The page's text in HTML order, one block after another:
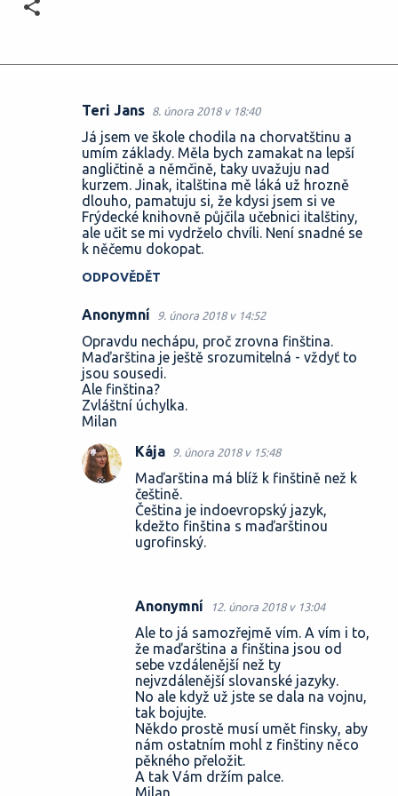
Teri Jans 8. února 2018 v 18:40
Já jsem ve škole chodila na chorvatštinu a
umím základy. Měla bych zamakat na lepší
angličtině a němčině, taky uvažuju nad
kurzem. Jinak, italština mě láká už hrozně
dlouho, pamatuju si, že kdysi jsem si ve
Frýdecké knihovně půjčila učebnici italštiny,
ale učit se mi vydrželo chvíli. Není snadné se
k něčemu dokopat.
ODPOVĚDĚT
Anonymní 9. února 2018 v 14:52
Opravdu nechápu, proč zrovna finština.
Maďarština je ještě srozumitelná - vždyť to
jsou sousedi.
Ale finština?
Zvláštní úchylka.
Milan
Kája 9. února 2018 v 15:48
Maďarština má blíž k finštině než k
češtině.
Čeština je indoevropský jazyk,
kdežto finština s maďarštinou
ugrofinský.
Anonymní 12. února 2018 v 13:04
Ale to já samozřejmě vím. A vím i to,
že maďarština a finština jsou od
sebe vzdálenější než ty
nejvzdálenější slovanské jazyky.
No ale když už jste se dala na vojnu,
tak bojujte.
Někdo prostě musí umět finsky, aby
nám ostatním mohl z finštiny něco
pěkného přeložit.
A tak Vám držím palce.